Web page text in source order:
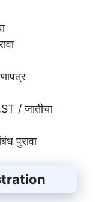
/ जातीचा
पुरावा